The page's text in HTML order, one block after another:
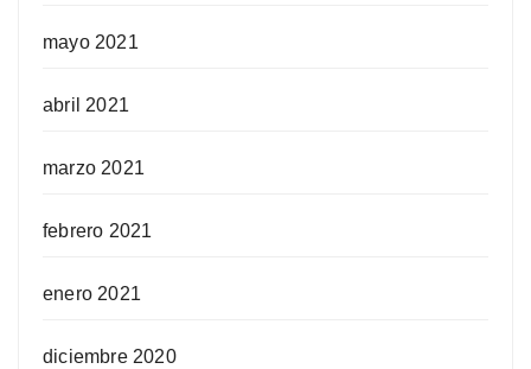
mayo 2021
abril 2021
marzo 2021
febrero 2021
enero 2021
diciembre 2020